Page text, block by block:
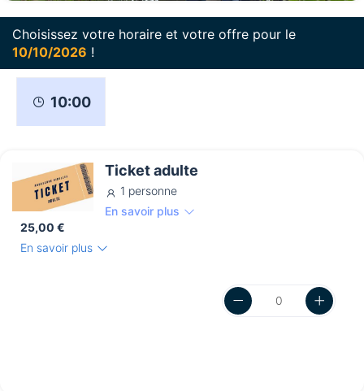
Choisissez votre horaire et votre offre pour le
10/10/2026 !
10:00
Ticket adulte
1 personne
En savoir plus
25,00 €
En savoir plus